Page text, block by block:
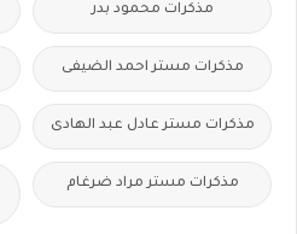
مذكرات محمود بدر
مذكرات مستر احمد الضيفى
مذكرات مستر عادل عبد الهادى
مذكرات مستر مراد ضرغام